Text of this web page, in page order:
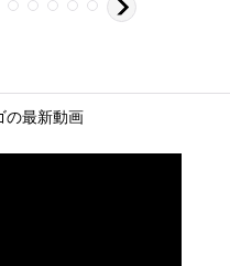
の最新動画